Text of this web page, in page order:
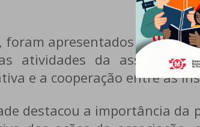
foram apresentados
atividades da
e a cooperação entre as
destacou a importância da